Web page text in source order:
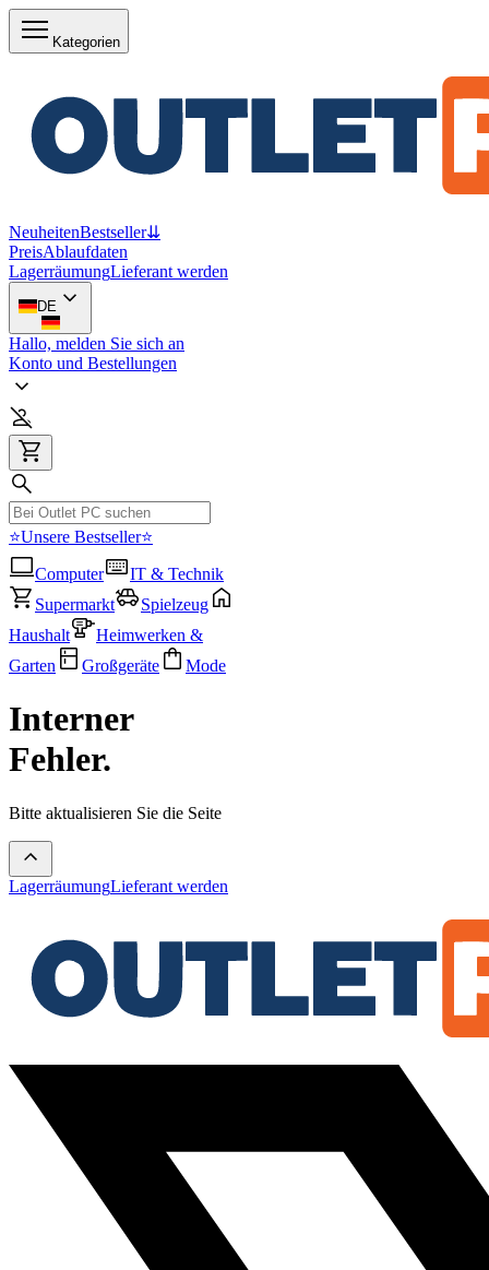
Kategorien
NeuheitenBestseller⇊
PreisAblaufdaten
LagerräumungLieferant werden
DE
Hallo, melden Sie sich an
Konto und Bestellungen
⭐Unsere Bestseller⭐
Computer
IT & Technik
Supermarkt
Spielzeug
Haushalt
Heimwerken &
Garten
Großgeräte Mode
Interner
Fehler.
Bitte aktualisieren Sie die Seite
LagerräumungLieferant werden